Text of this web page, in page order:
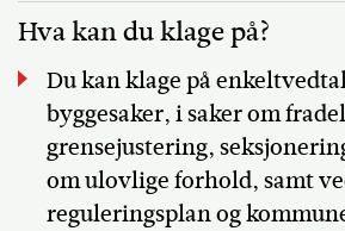
Hva kan du klage på?
Du kan klage på
byggesaker, i saker om
grensejustering,
om ulovlige forhold, samt
reguleringsplan og